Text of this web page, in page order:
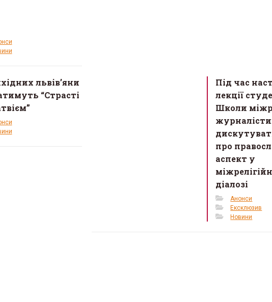
львів’яни
“Страсті
Під час
лекції
Школи
про
аспект у
діалозі
Анонси
Ексклюзив
Новини